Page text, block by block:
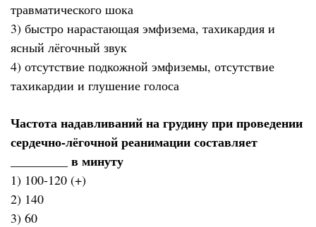
травматического шока
3) быстро нарастающая эмфизема, тахикардия и
ясный лёгочный звук
4) отсутствие подкожной эмфиземы, отсутствие
тахикардии и глушение голоса
Частота надавливаний на грудину при проведении
сердечно-лёгочной реанимации составляет
_________ в минуту
1) 100-120 (+)
2) 140
3) 60